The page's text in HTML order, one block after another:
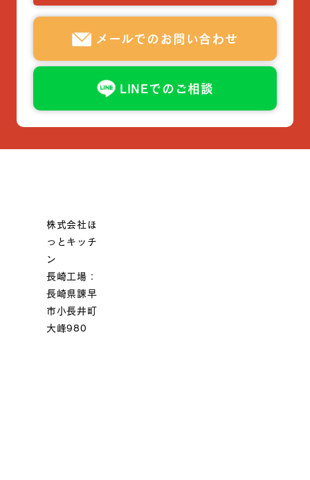
メールでのお問い合わせ
LINEでのご相談
株式会社ほ
っとキッチ
ン
長崎工場：
長崎県諫早
市小長井町
大峰980